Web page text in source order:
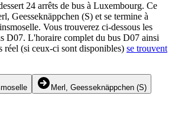
24 arrêts de bus à Luxembourg. Ce
Geesseknäppchen (S) et se termine à
Vous trouverez ci-dessous les
D07. L'horaire complet du bus D07 ainsi
réel (si ceux-ci sont disponibles) se trouvent
Merl, Geesseknäppchen (S)